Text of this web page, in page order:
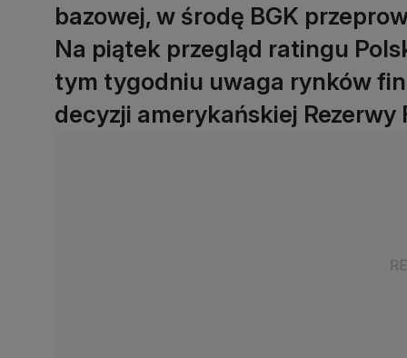
bazowej, w środę BGK
Na piątek przegląd ratingu
tym tygodniu uwaga rynków
decyzji amerykańskiej Rezerwy